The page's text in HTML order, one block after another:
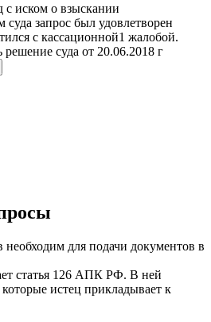
с иском о взыскании
запрос был удовлетворен
с кассационной1 жалобой.
суда от 20.06.2018 г
для подачи документов в
статья 126 АПК РФ. В ней
истец прикладывает к